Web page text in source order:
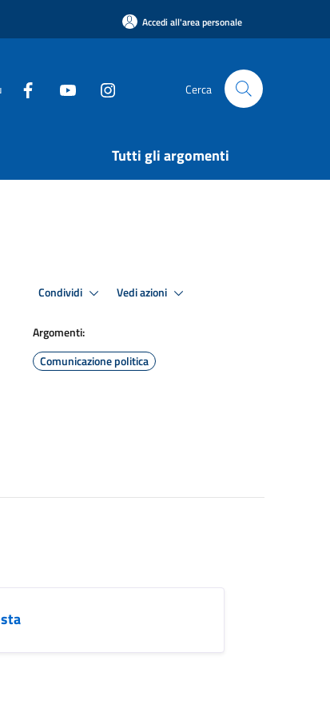
Accedi all'area personale
Cerca
Tutti gli argomenti
Condividi Vedi azioni
Argomenti:
Comunicazione politica